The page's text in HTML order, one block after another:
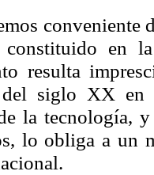
conveniente
en
resulta
del siglo XX
la tecnología,
lo obliga a un